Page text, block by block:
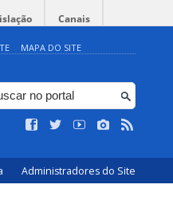
Canais
MAPA DO SITE
Administradores do Site